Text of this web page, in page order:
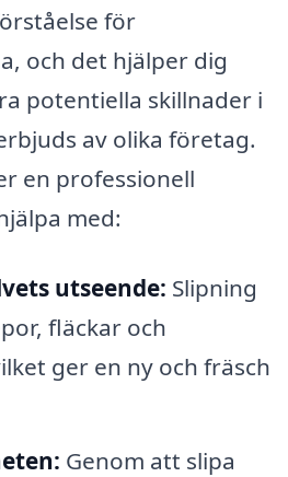
för
och det hjälper dig
potentiella skillnader i
av olika företag.
en professionell
med:
utseende: Slipning
fläckar och
ger en ny och fräsch
Genom att slipa